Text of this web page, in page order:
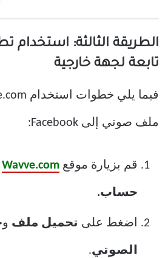
الطريقة الثالثة: استخدام
تابعة لجهة خارجية
ملف صوتي إلى Facebook:
قم بزيارة موقع Wavve.com
حساب.
اضغط على تحميل ملف
الصوتي.